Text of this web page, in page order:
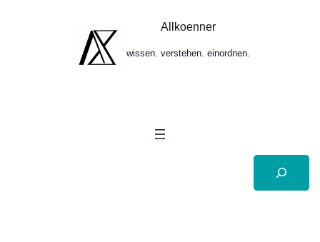
Allkoenner
wissen. verstehen. einordnen.
Suchen